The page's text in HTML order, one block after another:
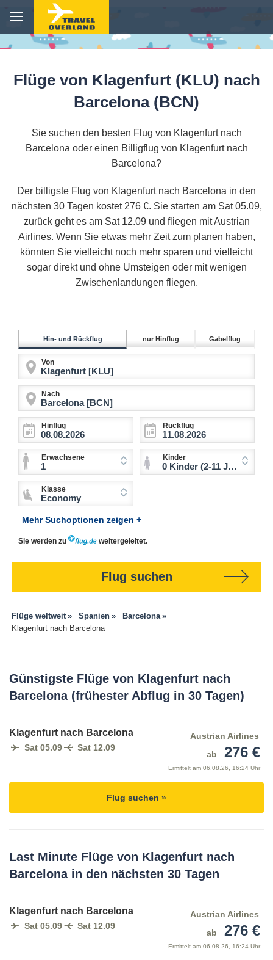
Flüge von Klagenfurt (KLU) nach
Barcelona (BCN)
Sie suchen den besten Flug von Klagenfurt nach
Barcelona oder einen Billigflug von Klagenfurt nach
Barcelona?
Der billigste Flug von Klagenfurt nach Barcelona in den
nächsten 30 Tagen kostet 276 €. Sie starten am Sat 05.09,
zurück geht es am Sat 12.09 und fliegen mit Austrian
Airlines. Wenn Sie etwas mehr Zeit zum planen haben,
könnten Sie vielleicht noch mehr sparen und vielleicht
sogar direkt und ohne Umsteigen oder mit wenigen
Zwischenlandungen fliegen.
Hin- und Rückflug nur Hinflug Gabelflug
Von
Nach
Hinflug Rückflug
Erwachsene
1
Kinder
0 Kinder (2-11 Jahre)
Klasse
Economy
Mehr Suchoptionen zeigen +
Sie werden zu weitergeleitet.
Flug suchen
Flüge weltweit Spanien
Barcelona
Klagenfurt nach Barcelona
Günstigste Flüge von Klagenfurt nach
Barcelona (frühester Abflug in 30 Tagen)
Klagenfurt nach Barcelona
Sat 05.09 Sat 12.09
Austrian Airlines
ab
276 €
Ermittelt am 06.08.26, 16:24 Uhr
Flug suchen »
Last Minute Flüge von Klagenfurt nach
Barcelona in den nächsten 30 Tagen
Klagenfurt nach Barcelona
Sat 05.09 Sat 12.09
Austrian Airlines
ab
276 €
Ermittelt am 06.08.26, 16:24 Uhr